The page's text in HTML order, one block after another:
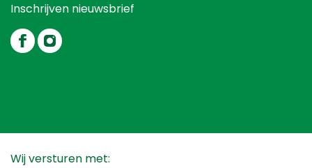
Inschrijven nieuwsbrief
Wij versturen met: